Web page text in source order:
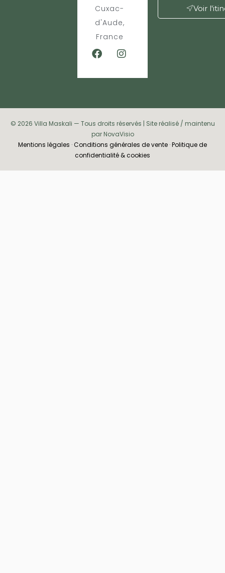
Cuxac-
d'Aude,
France
Voir
© 2026 Villa Maskali — Tous droits réservés | Site réalisé / maintenu
par NovaVisio
Mentions légales ·Conditions générales de vente ·Politique de
confidentialité & cookies